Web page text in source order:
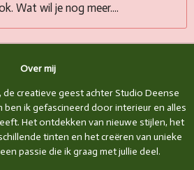
Wat wil je nog meer....
Over mij
de creatieve geest achter Studio Deense
ben ik gefascineerd door interieur en alles
Het ontdekken van nieuwe stijlen, het
tinten en het creëren van unieke
passie die ik graag met jullie deel.